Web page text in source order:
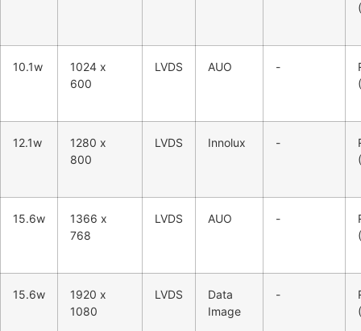
10.1w
1024 x
600
LVDS AUO -
12.1w
1280 x
800
LVDS Innolux -
15.6w
1366 x
768
LVDS AUO -
15.6w
1920 x
1080
LVDS
Data
Image
-